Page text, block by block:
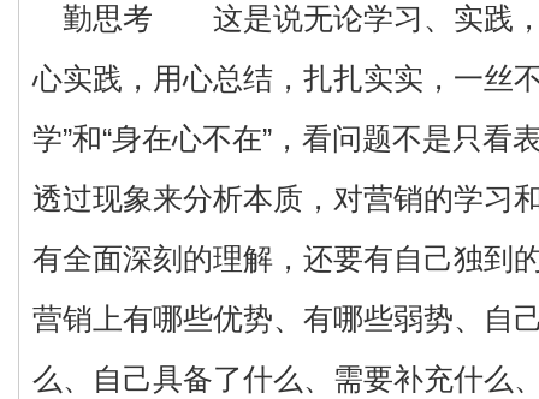
勤思考 这是说无论学习、实践，
心实践，用心总结，扎扎实实，一丝
学”和“身在心不在”，看问题不是只看
透过现象来分析本质，对营销的学习
有全面深刻的理解，还要有自己独到
营销上有哪些优势、有哪些弱势、自
么、自己具备了什么、需要补充什么